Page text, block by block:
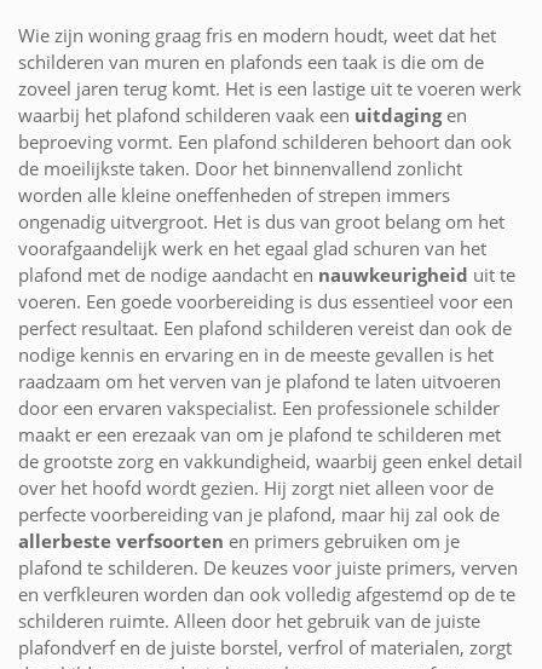
Wie zijn woning graag fris en modern houdt, weet dat het
schilderen van muren en plafonds een taak is die om de
zoveel jaren terug komt. Het is een lastige uit te voeren werk
waarbij het plafond schilderen vaak een uitdagingen
beproeving vormt. Een plafond schilderen behoort dan ook
de moeilijkste taken. Door het binnenvallend zonlicht
worden alle kleine oneffenheden of strepen immers
ongenadig uitvergroot. Het is dus van groot belang om het
voorafgaandelijk werk en het egaal glad schuren van het
plafond met de nodige aandacht en nauwkeurigheid uit te
voeren. Een goede voorbereiding is dus essentieel voor een
perfect resultaat. Een plafond schilderen vereist dan ook de
nodige kennis en ervaring en in de meeste gevallen is het
raadzaam om het verven van je plafond te laten uitvoeren
door een ervaren vakspecialist. Een professionele schilder
maakt er een erezaak van om je plafond te schilderen met
de grootste zorg en vakkundigheid, waarbij geen enkel detail
over het hoofd wordt gezien. Hij zorgt niet alleen voor de
perfecte voorbereiding van je plafond, maar hij zal ook de
allerbeste verfsoorten en primers gebruiken om je
plafond te schilderen. De keuzes voor juiste primers, verven
en verfkleuren worden dan ook volledig afgestemd op de te
schilderen ruimte. Alleen door het gebruik van de juiste
plafondverf en de juiste borstel, verfrol of materialen, zorgt